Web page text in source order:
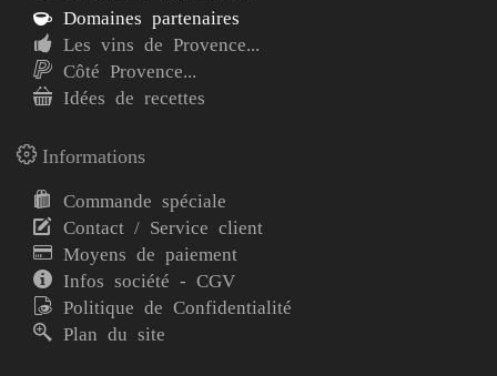
Domaines partenaires
Les vins de Provence...
Côté Provence...
Idées de recettes
Informations
Commande spéciale
Contact / Service client
Moyens de paiement
Infos société - CGV
Politique de Confidentialité
Plan du site